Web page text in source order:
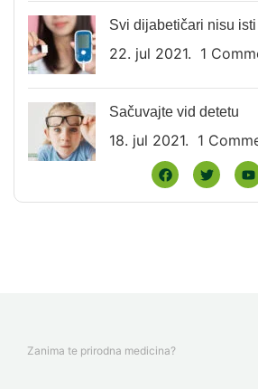
Svi dijabetičari nisu
22. jul 2021. 1
Sačuvajte vid detetu
18. jul 2021. 1
Zanima te prirodna medicina?